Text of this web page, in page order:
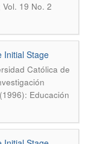
19 No. 2
Initial Stage
Católica de
Educación